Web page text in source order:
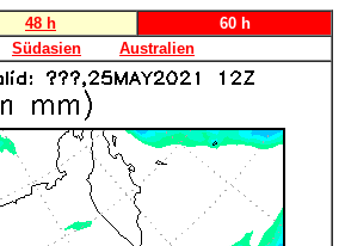
48 h
60 h
Südasien Australien